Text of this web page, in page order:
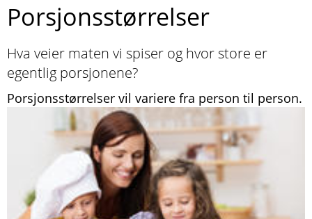
Porsjonsstørrelser
Hva veier maten vi spiser og hvor store er
egentlig porsjonene?
Porsjonsstørrelser vil variere fra person til person.